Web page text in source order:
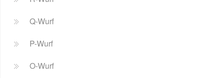
Q-Wurf
P-Wurf
O-Wurf